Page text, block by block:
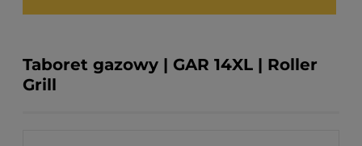
Taboret gazowy | GAR 14XL | Roller
Grill